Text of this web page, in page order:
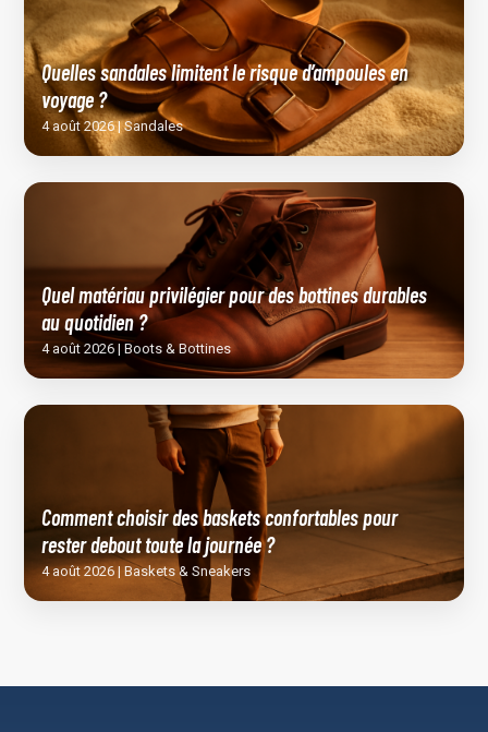
Quelles sandales limitent le risque d’ampoules en
voyage ?
4 août 2026 | Sandales
Quel matériau privilégier pour des bottines durables
au quotidien ?
4 août 2026 | Boots & Bottines
Comment choisir des baskets confortables pour
rester debout toute la journée ?
4 août 2026 | Baskets & Sneakers